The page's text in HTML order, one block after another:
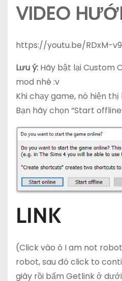
VIDEO
https://youtu.be/RDxM-
Lưu ý: Hãy bật lại Custom
mod nhé :v
Khi chạy game, nó hiện
Bạn hãy chọn “Start
LINK
(Click vào ô I am not
robot, sau đó click to
giây rồi bấm Getlink ở